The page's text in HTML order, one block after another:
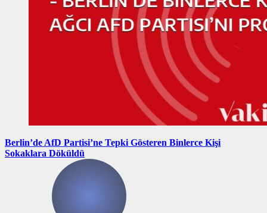
Berlin’de AfD Partisi’ne Tepki Gösteren Binlerce Kişi
Sokaklara Döküldü